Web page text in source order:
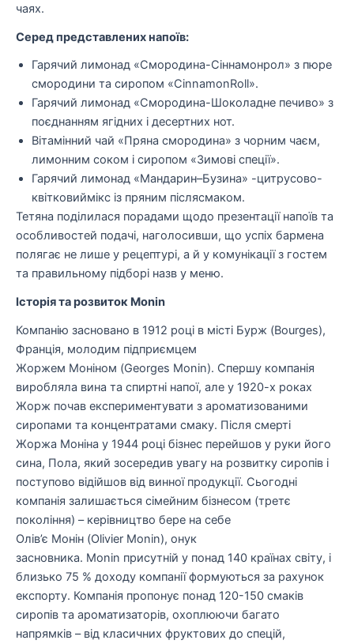
чаях.
Серед представлених напоїв:
Гарячий лимонад «Смородина-Сіннамонрол» з пюре
смородини та сиропом «CinnamonRoll».
Гарячий лимонад «Смородина-Шоколадне печиво» з
поєднанням ягідних і десертних нот.
Вітамінний чай «Пряна смородина» з чорним чаєм,
лимонним соком і сиропом «Зимові спеції».
Гарячий лимонад «Мандарин–Бузина» -цитрусово-
квітковиймікс із пряним післясмаком.
Тетяна поділилася порадами щодо презентації напоїв та
особливостей подачі, наголосивши, що успіх бармена
полягає не лише у рецептурі, а й у комунікації з гостем
та правильному підборі назв у меню.
Історія та розвиток Monin
Компанію засновано в 1912 році в місті Бурж (Bourges),
Франція, молодим підприємцем
Жоржем Моніном (Georges Monin). Спершу компанія
виробляла вина та спиртні напої, але у 1920-х роках
Жорж почав експериментувати з ароматизованими
сиропами та концентратами смаку. Після смерті
Жоржа Моніна у 1944 році бізнес перейшов у руки його
сина, Пола, який зосередив увагу на розвитку сиропів і
поступово відійшов від винної продукції. Сьогодні
компанія залишається сімейним бізнесом (третє
покоління) – керівництво бере на себе
Олів’є Монін (Olivier Monin), онук
засновника. Monin присутній у понад 140 країнах світу, і
близько 75 % доходу компанії формуються за рахунок
експорту. Компанія пропонує понад 120-150 смаків
сиропів та ароматизаторів, охоплюючи багато
напрямків – від класичних фруктових до спецій,